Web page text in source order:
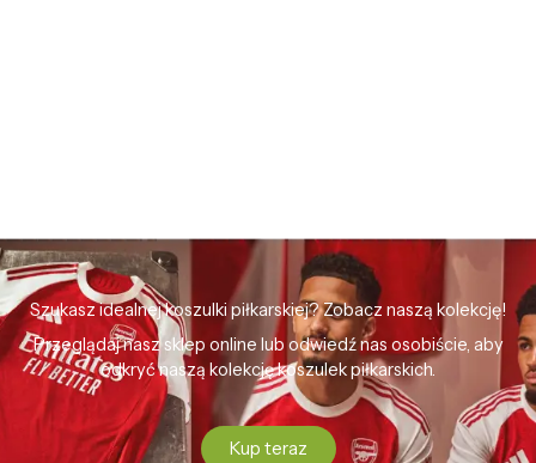
Szukasz idealnej koszulki piłkarskiej? Zobacz naszą kolekcję!
Przeglądaj nasz sklep online lub odwiedź nas osobiście, aby
odkryć naszą kolekcję koszulek piłkarskich.
Kup teraz